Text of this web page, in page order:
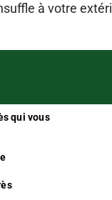
à votre
qui vous